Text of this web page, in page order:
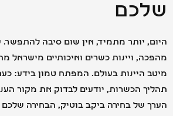
יותר מתמיד, אין שום סיבה להתפשר. עולם
ויינות כשרים ואיכותיים מישראל
היינות בעולם. המפתח טמון בידע: כעת,
הכשרות, יודעים לבדוק את מקור הענבים,
של בחירה ביקב בוטיק, הבחירה שלכם תהיה